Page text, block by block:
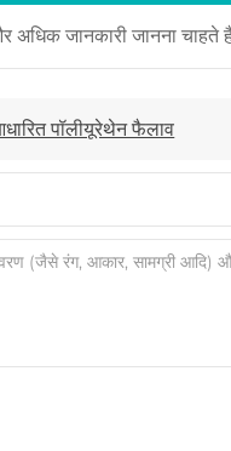
अधिक जानकारी जानना
पॉलीयूरेथेन फैलाव